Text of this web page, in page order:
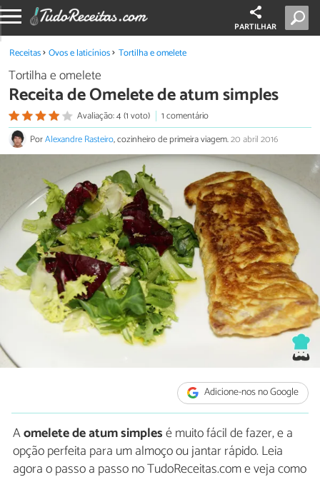
PARTILHAR
Receitas Ovos e laticínios Tortilha e omelete
Tortilha e omelete
Receita de Omelete de atum simples
Avaliação: 4 (1 voto)
1 comentário
PorAlexandre Rasteiro, cozinheiro de primeira viagem.20 abril 2016
Adicione-nos no Google
Aomelete de atum simplesé muito fácil de fazer, e a
opção perfeita para um almoço ou jantar rápido. Leia
agora o passo a passo no TudoReceitas.com e veja como